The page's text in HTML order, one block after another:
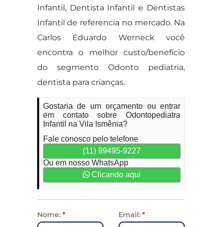
Infantil, Dentista Infantil e Dentistas
Infantil de referencia no mercado. Na
Carlos Eduardo Werneck você
encontra o melhor custo/benefício
do segmento Odonto pediatria,
dentista para crianças.
Gostaria de um orçamento ou entrar
em contato sobre Odontopediatra
Infantil na Vila Ismênia?
Fale conosco pelo telefone
(11) 99495-9227
Ou em nosso WhatsApp
Clicando aqui
Nome: * Email: *